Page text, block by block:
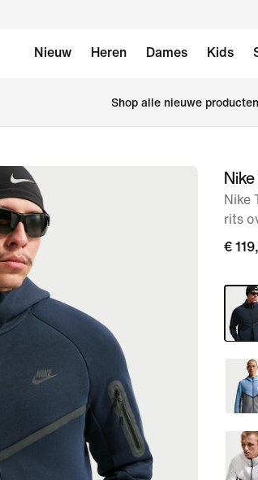
Nieuw Heren Dames Kids
Shop alle nieuwe producten
Nike
rits
€